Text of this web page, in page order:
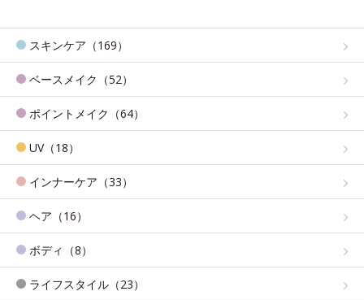
スキンケア（169）
ベースメイク（52）
ポイントメイク（64）
UV（18）
インナーケア（33）
ヘア（16）
ボディ（8）
ライフスタイル（23）